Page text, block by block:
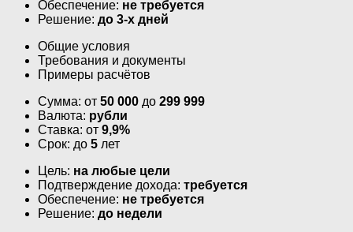
Обеспечение: не требуется
Решение: до 3-х дней
Общие условия
Требования и документы
Примеры расчётов
Сумма: от 50 000 до 299 999
Валюта: рубли
Ставка: от 9,9%
Срок: до 5 лет
Цель: на любые цели
Подтверждение дохода: требуется
Обеспечение: не требуется
Решение: до недели